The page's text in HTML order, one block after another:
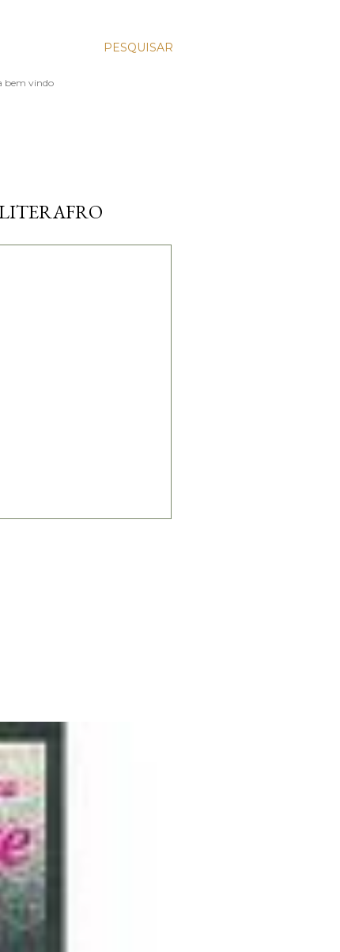
PESQUISAR
bem vindo